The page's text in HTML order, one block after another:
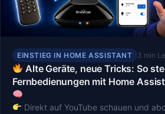
EINSTIEG IN HOME ASSISTANT 3 min
Alte Geräte, neue Tricks: So
Fernbedienungen mit Home
Direkt auf YouTube schauen und